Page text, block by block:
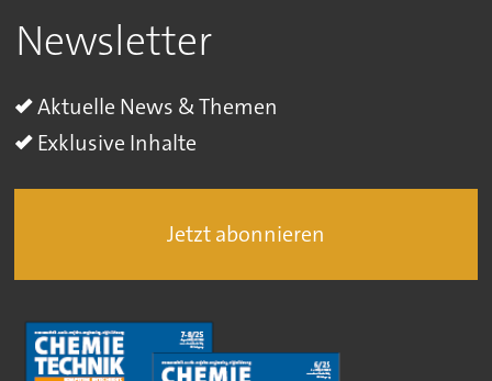
Newsletter
Aktuelle News & Themen
Exklusive Inhalte
Jetzt abonnieren